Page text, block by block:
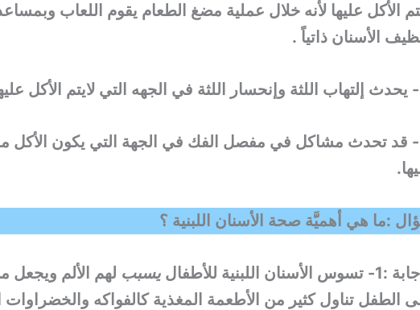
الأكل عليها لأنه خلال عملية مضغ الطعام يقوم اللعاب
الأسنان ذاتياً .
3- قد تحدث مشاكل في مفصل الفك في الجهة التي يكون الأكل
:ما هي أهميَّة صحة الأسنان اللبنية ؟
تسوس الأسنان اللبنية للأطفال يسبب لهم الألم
الطفل تناول كثير من الأطعمة المغذية كالفواكه والخضراوات